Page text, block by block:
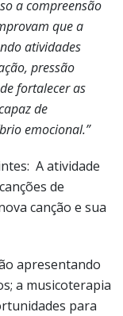
a compreensão
que a
atividades
pressão
fortalecer as
de
emocional.”
A atividade
de
canção e sua
apresentando
a musicoterapia
para